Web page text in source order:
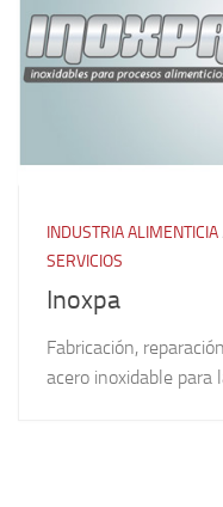
INDUSTRIA ALIMENTICIA
SERVICIOS
Inoxpa
Fabricación,
acero inoxidable